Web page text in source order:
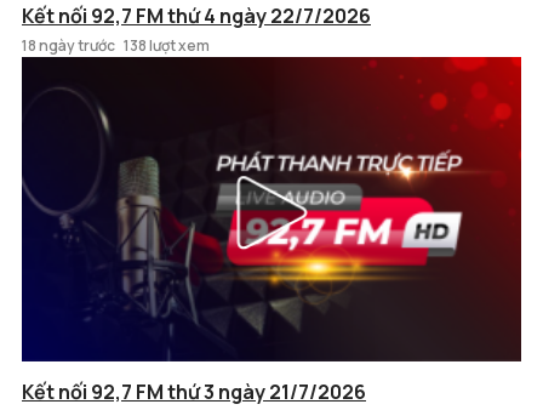
Kết nối 92,7 FM thứ 4 ngày 22/7/2026
18 ngày trước 138 lượt xem
Kết nối 92,7 FM thứ 3 ngày 21/7/2026